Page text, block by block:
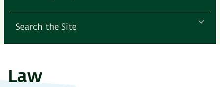
Search the Site
Law